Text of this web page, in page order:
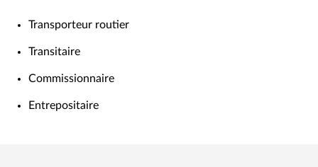
Transporteur routier
Transitaire
Commissionnaire
Entrepositaire